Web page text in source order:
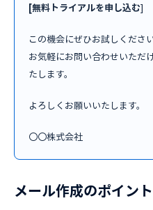
[無料トライアルを申し込む]
この機会にぜひお試しくださ
お気軽にお問い合わせいただ
たします。
よろしくお願いいたします。
〇〇株式会社
メール作成のポイント